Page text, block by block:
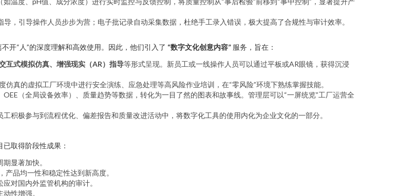
，引导操作人员步步为营；电子批记录自动采集数据，杜绝手工录入错误，极大提高了合规性与审计效率。
开“人”的深度理解和高效使用。因此，他们引入了 “数字文化创意内容” 服务，旨在：
互式模拟仿真、增强现实（AR）指导等形式呈现。新员工或一线操作人员可以通过平板或AR眼镜，获得沉浸
真的虚拟工厂环境中进行安全演练、应急处理等高风险作业培训，在“零风险”环境下熟练掌握技能。
OEE（全局设备效率）、质量趋势等数据，转化为一目了然的图表和故事线。管理层可以“一屏统览”工厂运营全
积极参与到流程优化、偏差报告和质量改进活动中，将数字化工具的使用内化为企业文化的一部分。
取得阶段性成果：
显著加快。
品均一性和稳定性达到新高度。
对国内外监管机构的审计。
性增强。